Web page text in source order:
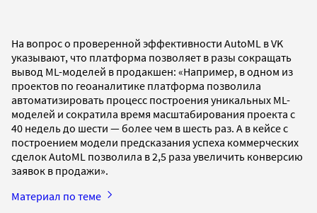
На вопрос о проверенной эффективности AutoML в VK
указывают, что платформа позволяет в разы сокращать
вывод ML-моделей в продакшен: «Например, в одном из
проектов по геоаналитике платформа позволила
автоматизировать процесс построения уникальных ML-
моделей и сократила время масштабирования проекта с
40 недель до шести — более чем в шесть раз. А в кейсе с
построением модели предсказания успеха коммерческих
сделок AutoML позволила в 2,5 раза увеличить конверсию
заявок в продажи».
Материал по теме